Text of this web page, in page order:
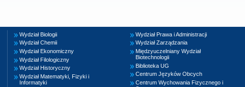
Wydział Biologii
Wydział Chemii
Wydział Ekonomiczny
Wydział Filologiczny
Wydział Historyczny
Wydział Matematyki, Fizyki i
Informatyki
Wydział Prawa i Administracji
Wydział Zarządzania
Międzyuczelniany Wydział
Biotechnologii
Biblioteka UG
Centrum Języków Obcych
Centrum Wychowania Fizycznego i